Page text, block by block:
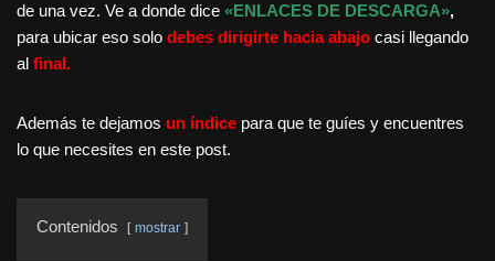
de una vez. Ve a donde dice «ENLACES DE DESCARGA»,
para ubicar eso solo debes dirigirte hacia abajo casi llegando
al final.
Además te dejamos un índice para que te guíes y encuentres
lo que necesites en este post.
Contenidos mostrar